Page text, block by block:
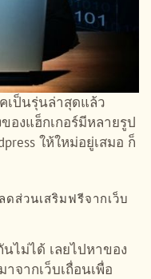
เป็นรุ่นล่าสุดแล้ว
องแฮ็กเกอร์มีหลายรูป
ให้ใหม่อยู่เสมอ ก็
ส่วนเสริมฟรีจากเว็บ
ไม่ได้ เลยไปหาของ
จากเว็บเถื่อนเพื่อ